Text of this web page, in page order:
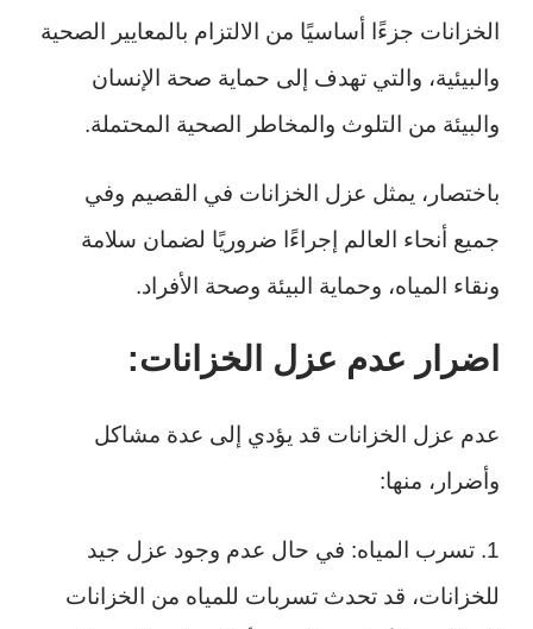
الخزانات جزءًا أساسيًا من الالتزام بالمعايير الصحية
والبيئية، والتي تهدف إلى حماية صحة الإنسان
والبيئة من التلوث والمخاطر الصحية المحتملة.
باختصار، يمثل عزل الخزانات في القصيم وفي
جميع أنحاء العالم إجراءًا ضروريًا لضمان سلامة
ونقاء المياه، وحماية البيئة وصحة الأفراد.
اضرار عدم عزل الخزانات:
عدم عزل الخزانات قد يؤدي إلى عدة مشاكل
وأضرار، منها:
1. تسرب المياه: في حال عدم وجود عزل جيد
للخزانات، قد تحدث تسربات للمياه من الخزانات